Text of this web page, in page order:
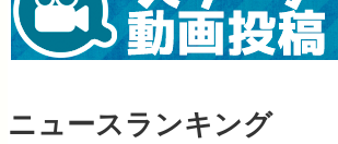
ニュースランキング